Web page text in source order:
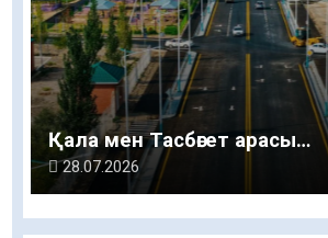
Қала мен Тасбөгет арасы…
28.07.2026